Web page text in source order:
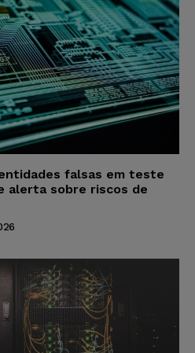
falsas em teste
alerta sobre riscos de